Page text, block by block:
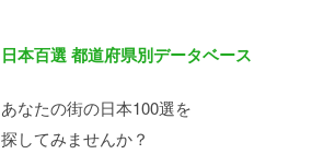
日本百選 都道府県別データベース
あなたの街の日本100選を
探してみませんか？